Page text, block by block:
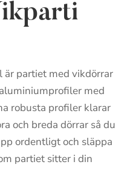
partiet med vikdörrar
med
robusta profiler klarar
och breda dörrar så du
ordentligt och släppa
partiet sitter i din